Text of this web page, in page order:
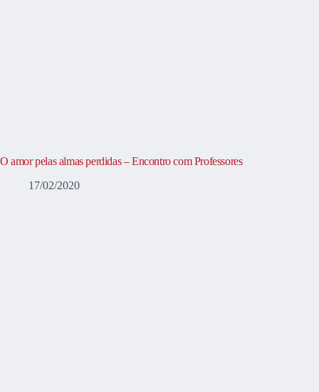
O amor pelas almas perdidas – Encontro com Professores
17/02/2020